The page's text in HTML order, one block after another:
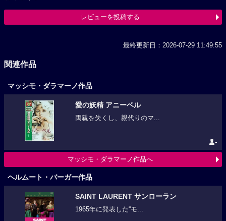
レビューを投稿する
最終更新日：2026-07-29 11:49:55
関連作品
マッシモ・ダラマーノ作品
愛の妖精 アニーベル
両親を失くし、親代りのマ...
-
マッシモ・ダラマーノ作品へ
ヘルムート・バーガー作品
SAINT LAURENT サンローラン
1965年に発表した“モ...